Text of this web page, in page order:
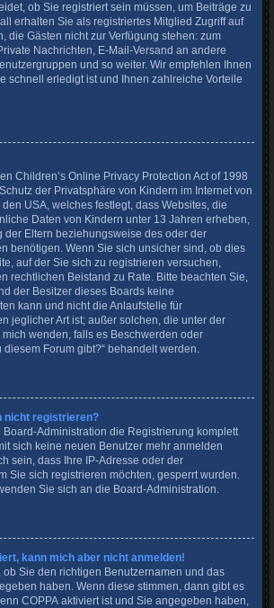
ob Sie registriert sein müssen, um Beiträge zu
erhalten Sie als registriertes Mitglied Zugriff auf
die Gästen nicht zur Verfügung stehen: zum
Nachrichten, E-Mail-Versand an andere
und so weiter. Wir empfehlen Ihnen
schnell erledigt ist und Ihnen zahlreiche Vorteile
Children’s Online Privacy Protection Act of 1998
der Privatsphäre von Kindern im Internet von
USA, welches festlegt, dass Websites, die
Daten von Kindern unter 13 Jahren erheben,
der Eltern beziehungsweise des oder der
benötigen. Wenn Sie sich unsicher sind, ob dies
auf der Sie sich zu registrieren versuchen,
rechtlichen Beistand zu Rate. Bitte beachten Sie,
der Besitzer dieses Boards keine
kann und nicht die Anlaufstelle für
jeglicher Art ist; außer solchen, die unter der
mich wenden, falls es Beschwerden oder
diesem Forum gibt?“ behandelt werden.
nicht registrieren?
Board-Administration die Registrierung komplett
sich keine neuen Benutzer mehr anmelden
sein, dass Ihre IP-Adresse oder der
Sie sich registrieren möchten, gesperrt wurden.
Sie sich an die Board-Administration.
kann mich aber nicht anmelden!
ob Sie den richtigen Benutzernamen und das
haben. Wenn diese stimmen, dann gibt es
COPPA aktiviert ist und Sie angegeben haben,